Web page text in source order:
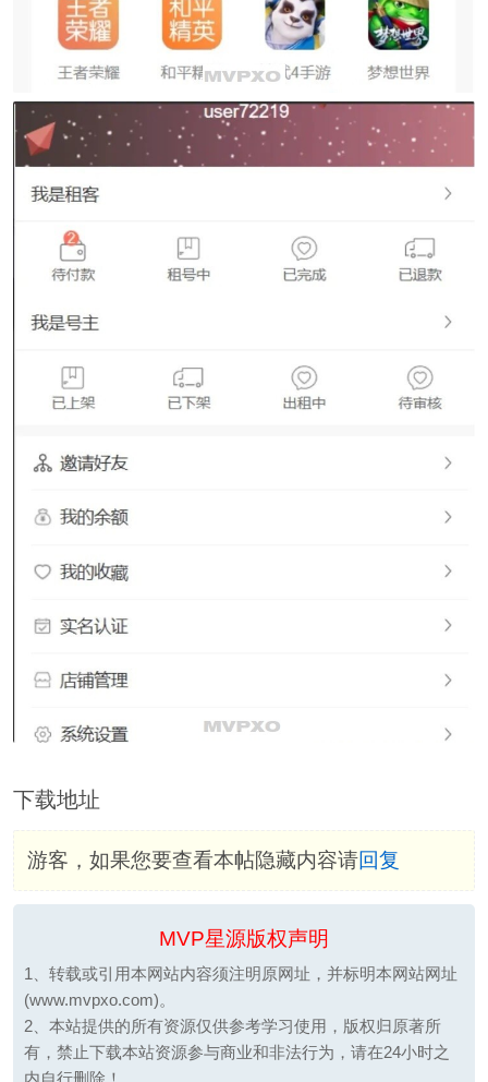
下载地址
游客，如果您要查看本帖隐藏内容请回复
MVP星源版权声明
1、转载或引用本网站内容须注明原网址，并标明本网站网址
(www.mvpxo.com)。
2、本站提供的所有资源仅供参考学习使用，版权归原著所
有，禁止下载本站资源参与商业和非法行为，请在24小时之
内自行删除！